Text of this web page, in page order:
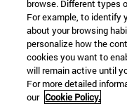
browse. Different types
For example, to identify
about your browsing
personalize how the
cookies you want to
will remain active until
For more detailed
our Cookie Policy.